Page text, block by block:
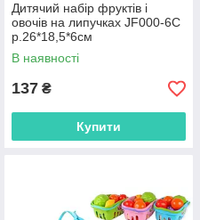
Дитячий набір фруктів і
овочів на липучках JF000-6C
р.26*18,5*6см
В наявності
137 ₴
Купити